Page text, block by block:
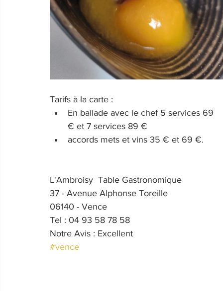
Tarifs à la carte :
En ballade avec le chef 5 services 69
€ et 7 services 89 €
accords mets et vins 35 € et 69 €.
L'Ambroisy  Table Gastronomique
37 - Avenue Alphonse Toreille
06140 - Vence
Tel : 04 93 58 78 58
Notre Avis : Excellent
#vence